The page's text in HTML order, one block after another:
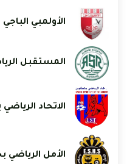
الأولمبي الباجي
المستقبل
الاتحاد
الأمل